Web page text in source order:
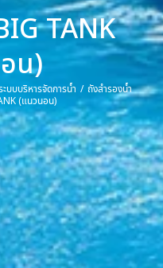
TANK
น)
ะบบบริหารจัดการน้ำ
ถังสำรองน้ำ
(แนวนอน)